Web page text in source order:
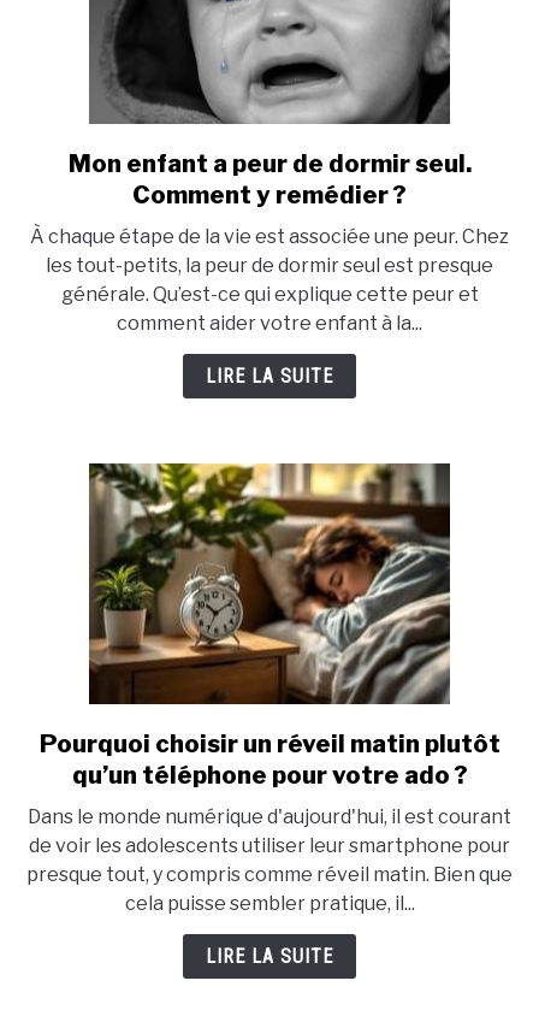
link
to
enfant
a
peur
de
dormir
remédier
?
Mon enfant a peur de dormir seul.
Comment y remédier ?
À chaque étape de la vie est associée une peur. Chez
les tout-petits, la peur de dormir seul est presque
générale. Qu’est-ce qui explique cette peur et
comment aider votre enfant à la...
LIRE LA SUITE
link
to
choisir
un
réveil
matin
plutôt
Pourquoi choisir un réveil matin plutôt
qu’un téléphone pour votre ado ?
Dans le monde numérique d'aujourd'hui, il est courant
de voir les adolescents utiliser leur smartphone pour
presque tout, y compris comme réveil matin. Bien que
cela puisse sembler pratique, il...
LIRE LA SUITE